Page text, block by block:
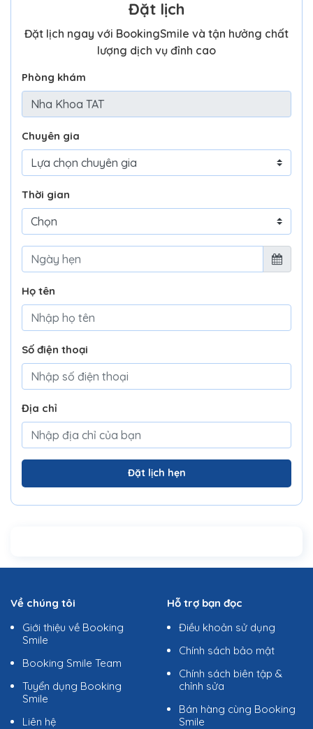
Đặt lịch
Đặt lịch ngay với BookingSmile và tận hưởng chất
lượng dịch vụ đỉnh cao
Phòng khám
Chuyên gia
Thời gian
Họ tên
Số điện thoại
Địa chỉ
Đặt lịch hẹn
Về chúng tôi
Giới thiệu về Booking
Smile
Booking Smile Team
Tuyển dụng Booking
Smile
Liên hệ
Hỗ trợ bạn đọc
Điều khoản sử dụng
Chính sách bảo mật
Chính sách biên tập &
chỉnh sửa
Bán hàng cùng Booking
Smile